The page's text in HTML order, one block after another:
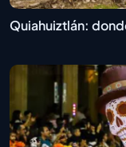
Quiahuiztlán: